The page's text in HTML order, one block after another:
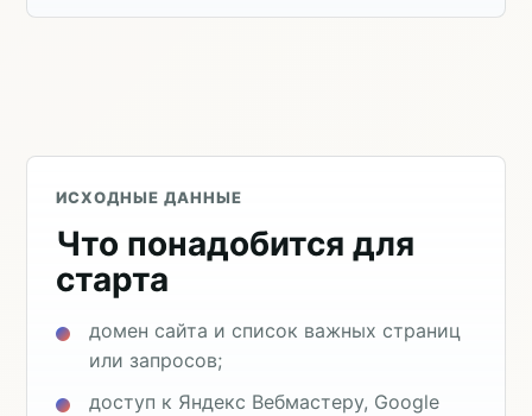
ИСХОДНЫЕ ДАННЫЕ
Что понадобится для
старта
домен сайта и список важных страниц
или запросов;
доступ к Яндекс Вебмастеру, Google